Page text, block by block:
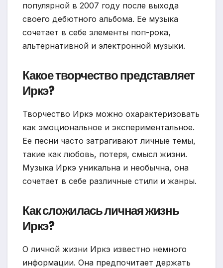
популярной в 2007 году после выхода
своего дебютного альбома. Ее музыка
сочетает в себе элементы поп-рока,
альтернативной и электронной музыки.
Какое творчество представляет
Иркэ?
Творчество Иркэ можно охарактеризовать
как эмоциональное и экспериментальное.
Ее песни часто затрагивают личные темы,
такие как любовь, потеря, смысл жизни.
Музыка Иркэ уникальна и необычна, она
сочетает в себе различные стили и жанры.
Как сложилась личная жизнь
Иркэ?
О личной жизни Иркэ известно немного
информации. Она предпочитает держать